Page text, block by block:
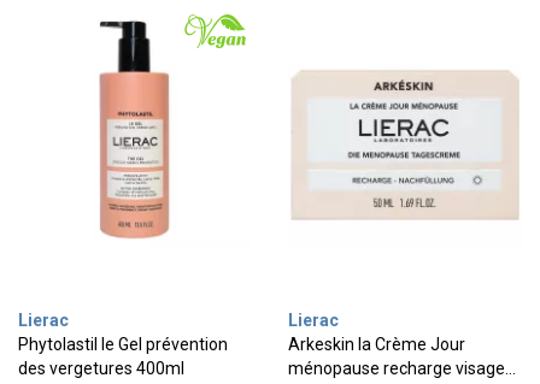
Lierac
Phytolastil le Gel prévention
des vergetures 400ml
Lierac
Arkeskin la Crème Jour
ménopause recharge visage…